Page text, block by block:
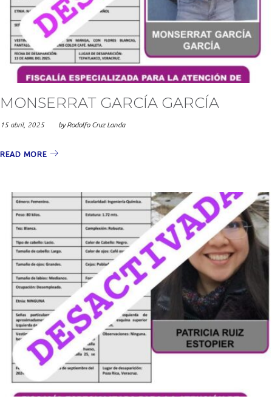
MONSERRAT GARCÍA GARCÍA
15 abril, 2025 byRodolfo Cruz Landa
READ MORE